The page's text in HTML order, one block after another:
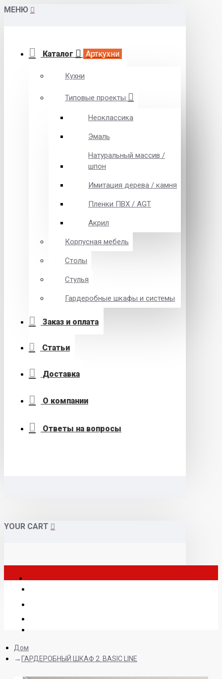
МЕНЮ
Каталог Арткухни
Кухни
Типовые проекты
Неоклассика
Эмаль
Натуральный массив /
шпон
Имитация дерева / камня
Пленки ПВХ / AGT
Акрил
Корпусная мебель
Столы
Стулья
Гардеробные шкафы и системы
Заказ и оплата
Статьи
Доставка
О компании
Ответы на вопросы
YOUR CART
Дом
ГАРДЕРОБНЫЙ ШКАФ 2. BASIC LINE